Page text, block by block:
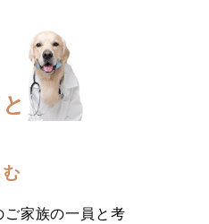
家族の一員と考